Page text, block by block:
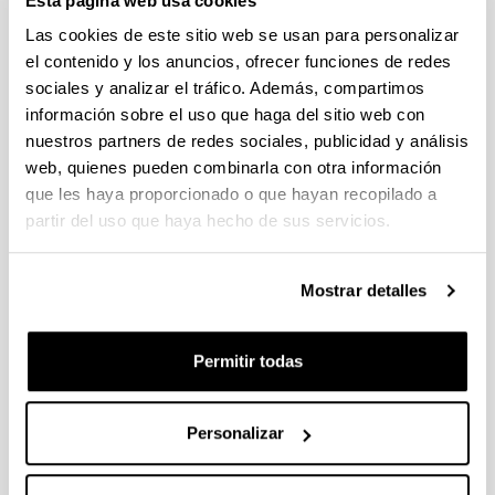
Las cookies de este sitio web se usan para personalizar
el contenido y los anuncios, ofrecer funciones de redes
sociales y analizar el tráfico. Además, compartimos
información sobre el uso que haga del sitio web con
nuestros partners de redes sociales, publicidad y análisis
web, quienes pueden combinarla con otra información
que les haya proporcionado o que hayan recopilado a
partir del uso que haya hecho de sus servicios.
Mostrar detalles
Permitir todas
Personalizar
Heterogeneous Catalyzed
Thermochemical Conversion of
Lignin Model Compounds: An
Overview
Autoría:
Mikel Oregui‑Bengoechea, Ion Agirre, Aitziber Iriondo,
Alexander Lopez‑Urionabarrenechea, Jesus M.
Requies, Iker Agirrezabal‑Telleria, Kepa Bizkarra, V.
Página de inicio - Página de fin: